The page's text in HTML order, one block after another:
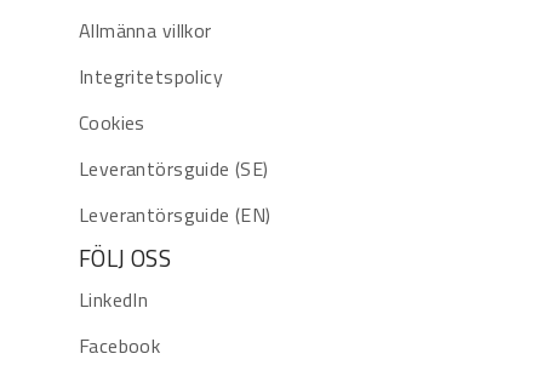
Allmänna villkor
Integritetspolicy
Cookies
Leverantörsguide (SE)
Leverantörsguide (EN)
FÖLJ OSS
LinkedIn
Facebook